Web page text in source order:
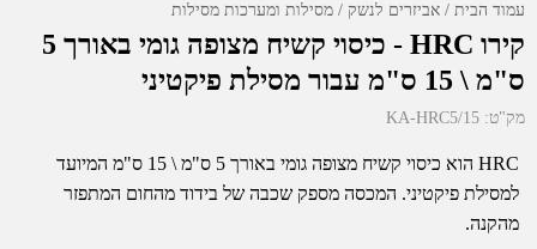
עמוד הבית אביזרים לנשק מסילות ומערכות מסילות
קירו HRC - כיסוי קשיח מצופה גומי באורך 5
ס"מ \ 15 ס"מ עבור מסילת פיקטיני
מק"ט: KA-HRC5/15
HRC הוא כיסוי קשיח מצופה גומי באורך 5 ס"מ \ 15 ס"מ המיועד
למסילת פיקטיני. המכסה מספק שכבה של בידוד מהחום המתפזר
מהקנה.